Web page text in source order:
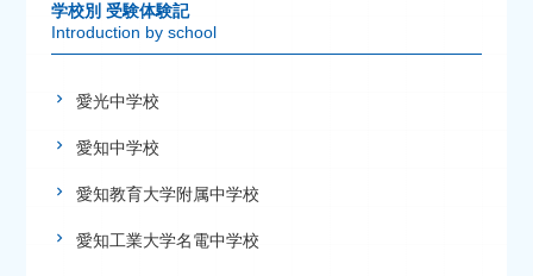
学校別 受験体験記
Introduction by school
愛光中学校
愛知中学校
愛知教育大学附属中学校
愛知工業大学名電中学校